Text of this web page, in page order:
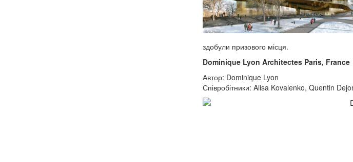
здобули призового місця.
Dominique Lyon Architectes Paris, France
Автор: Dominique Lyon
Співробітники: Alisa Kovalenko, Quentin